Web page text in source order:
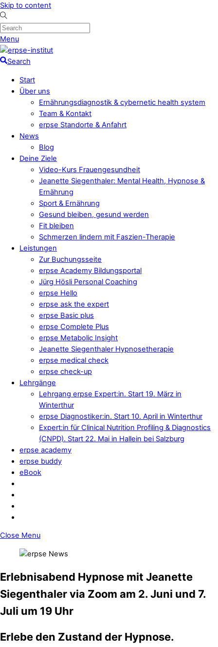
Skip to content
Menu
Search
Start
Über uns
Ernährungsdiagnostik & cybernetic health system
Team & Kontakt
erpse Standorte & Anfahrt
News
Blog
Deine Ziele
Video-Kurs Frauengesundheit
Jeanette Siegenthaler: Mental Health, Hypnose &
Ernährung
Sport & Ernährung
Gesund bleiben, gesund werden
Fit bleiben
Schmerzen lindern mit Faszien-Therapie
Leistungen
Zur Buchungsseite
erpse Academy Bildungsportal
Jürg Hösli Personal Coaching
erpse Hello
erpse ask the expert
erpse Basic plus
erpse Complete Plus
erpse Metabolic Insight
Jeanette Siegenthaler Hypnosetherapie
erpse medical check
erpse check-up
Lehrgänge
Lehrgang erpse Expert:in. Start 19. März in
Winterthur
erpse Diagnostiker:in. Start 10. April in Winterthur
Expert:in für Clinical Nutrition Profiling & Diagnostics
(CNPD). Start 22. Mai in Hallein bei Salzburg
erpse academy
erpse buddy
eBook
Close Menu
Erlebnisabend Hypnose mit Jeanette
Siegenthaler via Zoom am 2. Juni und 7.
Juli um 19 Uhr
Erlebe den Zustand der Hypnose.